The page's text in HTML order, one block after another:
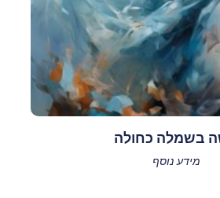
בשמלה כחולה
מידע נוסף